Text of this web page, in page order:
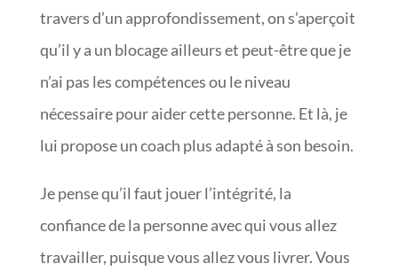
travers d’un approfondissement, on s’aperçoit
qu’il y a un blocage ailleurs et peut-être que je
n’ai pas les compétences ou le niveau
nécessaire pour aider cette personne. Et là, je
lui propose un coach plus adapté à son besoin.
Je pense qu’il faut jouer l’intégrité, la
confiance de la personne avec qui vous allez
travailler, puisque vous allez vous livrer. Vous